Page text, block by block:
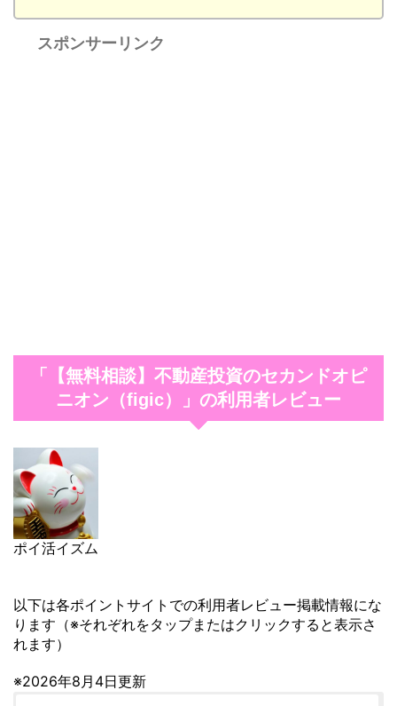
スポンサーリンク
「【無料相談】不動産投資のセカンドオピ
ニオン（figic）」の利用者レビュー
ポイ活イズム
以下は各ポイントサイトでの利用者レビュー掲載情報にな
ります（※それぞれをタップまたはクリックすると表示さ
れます）
※2026年8月4日更新